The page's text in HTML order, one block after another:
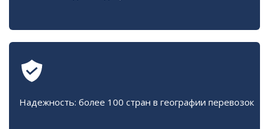
Надежность: более 100 стран в географии перевозок